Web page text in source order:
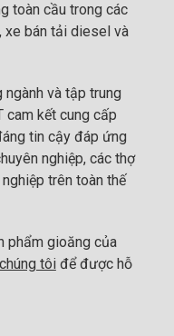
toàn cầu trong các
xe bán tải diesel và
ngành và tập trung
cam kết cung cấp
tin cậy đáp ứng
nghiệp, các thợ
trên toàn thế
phẩm gioăng của
tôiđể được hỗ